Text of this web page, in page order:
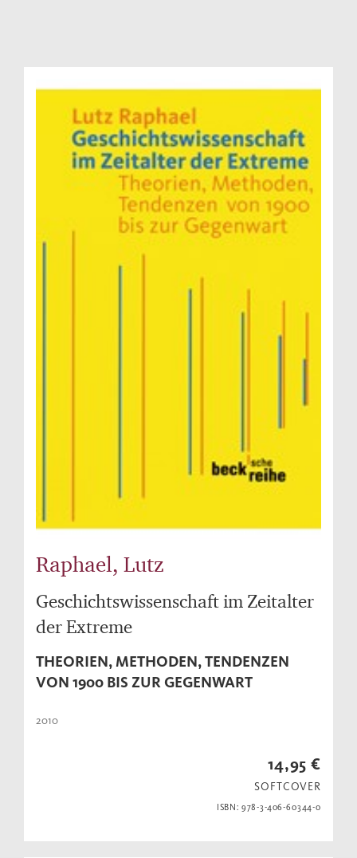
Raphael, Lutz
Geschichtswissenschaft im Zeitalter
der Extreme
THEORIEN, METHODEN, TENDENZEN
VON 1900 BIS ZUR GEGENWART
2010
14,95 €
SOFTCOVER
ISBN: 978-3-406-60344-0